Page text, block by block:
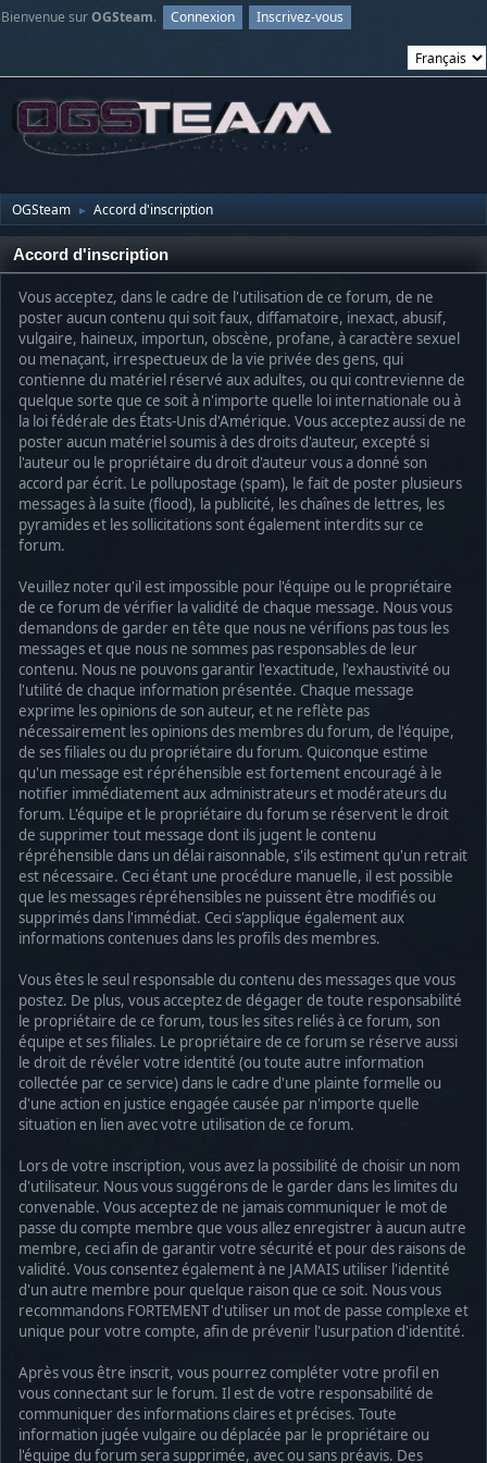
Bienvenue surOGSteam. Connexion Inscrivez-vous
OGSteam ► Accord d'inscription
Accord d'inscription
Vous acceptez, dans le cadre de l'utilisation de ce forum, de ne
poster aucun contenu qui soit faux, diffamatoire, inexact, abusif,
vulgaire, haineux, importun, obscène, profane, à caractère sexuel
ou menaçant, irrespectueux de la vie privée des gens, qui
contienne du matériel réservé aux adultes, ou qui contrevienne de
quelque sorte que ce soit à n'importe quelle loi internationale ou à
la loi fédérale des États-Unis d'Amérique. Vous acceptez aussi de ne
poster aucun matériel soumis à des droits d'auteur, excepté si
l'auteur ou le propriétaire du droit d'auteur vous a donné son
accord par écrit. Le pollupostage (spam), le fait de poster plusieurs
messages à la suite (flood), la publicité, les chaînes de lettres, les
pyramides et les sollicitations sont également interdits sur ce
forum.
Veuillez noter qu'il est impossible pour l'équipe ou le propriétaire
de ce forum de vérifier la validité de chaque message. Nous vous
demandons de garder en tête que nous ne vérifions pas tous les
messages et que nous ne sommes pas responsables de leur
contenu. Nous ne pouvons garantir l'exactitude, l'exhaustivité ou
l'utilité de chaque information présentée. Chaque message
exprime les opinions de son auteur, et ne reflète pas
nécessairement les opinions des membres du forum, de l'équipe,
de ses filiales ou du propriétaire du forum. Quiconque estime
qu'un message est répréhensible est fortement encouragé à le
notifier immédiatement aux administrateurs et modérateurs du
forum. L'équipe et le propriétaire du forum se réservent le droit
de supprimer tout message dont ils jugent le contenu
répréhensible dans un délai raisonnable, s'ils estiment qu'un retrait
est nécessaire. Ceci étant une procédure manuelle, il est possible
que les messages répréhensibles ne puissent être modifiés ou
supprimés dans l'immédiat. Ceci s'applique également aux
informations contenues dans les profils des membres.
Vous êtes le seul responsable du contenu des messages que vous
postez. De plus, vous acceptez de dégager de toute responsabilité
le propriétaire de ce forum, tous les sites reliés à ce forum, son
équipe et ses filiales. Le propriétaire de ce forum se réserve aussi
le droit de révéler votre identité (ou toute autre information
collectée par ce service) dans le cadre d'une plainte formelle ou
d'une action en justice engagée causée par n'importe quelle
situation en lien avec votre utilisation de ce forum.
Lors de votre inscription, vous avez la possibilité de choisir un nom
d'utilisateur. Nous vous suggérons de le garder dans les limites du
convenable. Vous acceptez de ne jamais communiquer le mot de
passe du compte membre que vous allez enregistrer à aucun autre
membre, ceci afin de garantir votre sécurité et pour des raisons de
validité. Vous consentez également à ne JAMAIS utiliser l'identité
d'un autre membre pour quelque raison que ce soit. Nous vous
recommandons FORTEMENT d'utiliser un mot de passe complexe et
unique pour votre compte, afin de prévenir l'usurpation d'identité.
Après vous être inscrit, vous pourrez compléter votre profil en
vous connectant sur le forum. Il est de votre responsabilité de
communiquer des informations claires et précises. Toute
information jugée vulgaire ou déplacée par le propriétaire ou
l'équipe du forum sera supprimée, avec ou sans préavis. Des